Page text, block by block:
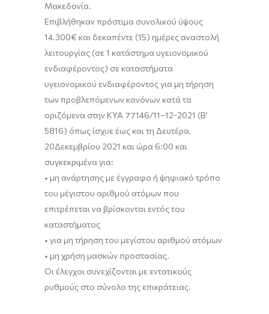
Μακεδονία.
Επιβλήθηκαν πρόστιμα συνολικού ύψους
14.300€και δεκαπέντε (15) ημέρες αναστολή
λειτουργίας (σε 1 κατάστημα υγειονομικού
ενδιαφέροντος) σε καταστήματα
υγειονομικού ενδιαφέροντοςγια μη τήρηση
των προβλεπόμενων κανόνων κατά τα
οριζόμενα στην ΚΥΑ 77146/11–12-2021 (Β’
5816) όπωςίσχυε έως και τη Δευτέρα,
20Δεκεμβρίου 2021 και ώρα 6:00 και
συγκεκριμένα για:
• μη ανάρτησης με έγγραφο ή ψηφιακό τρόπο
του μέγιστου αριθμού ατόμων που
επιτρέπεται να βρίσκονται εντός του
καταστήματος
• για μη τήρηση του μεγίστου αριθμού ατόμων
• μη χρήση μασκών προστασίας.
Οι έλεγχοι συνεχίζονται με εντατικούς
ρυθμούς στο σύνολο της επικράτειας.